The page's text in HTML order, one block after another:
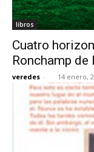
libros
Cuatro
Ronchamp de
veredes - 14 enero,